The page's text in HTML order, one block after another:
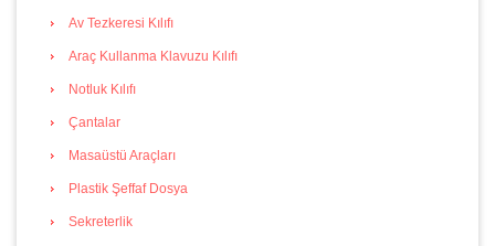
Av Tezkeresi Kılıfı
Araç Kullanma Klavuzu Kılıfı
Notluk Kılıfı
Çantalar
Masaüstü Araçları
Plastik Şeffaf Dosya
Sekreterlik